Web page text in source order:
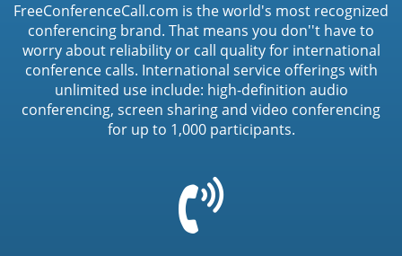
FreeConferenceCall.com is the world's most recognized
conferencing brand. That means you don''t have to
worry about reliability or call quality for international
conference calls. International service offerings with
unlimited use include: high-definition audio
conferencing, screen sharing and video conferencing
for up to 1,000 participants.
t('common.phone_icon')